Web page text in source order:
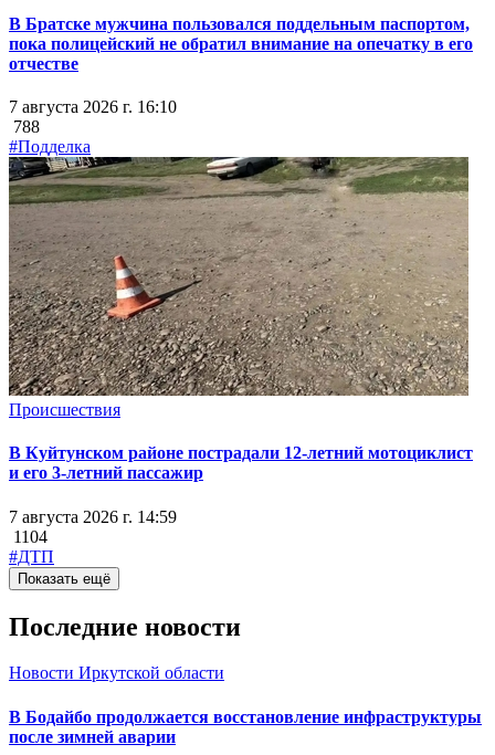
В Братске мужчина пользовался поддельным паспортом,
пока полицейский не обратил внимание на опечатку в его
отчестве
7 августа 2026 г. 16:10
788
#Подделка
Происшествия
В Куйтунском районе пострадали 12-летний мотоциклист
и его 3-летний пассажир
7 августа 2026 г. 14:59
1104
#ДТП
Показать ещё
Последние новости
Новости Иркутской области
В Бодайбо продолжается восстановление инфраструктуры
после зимней аварии